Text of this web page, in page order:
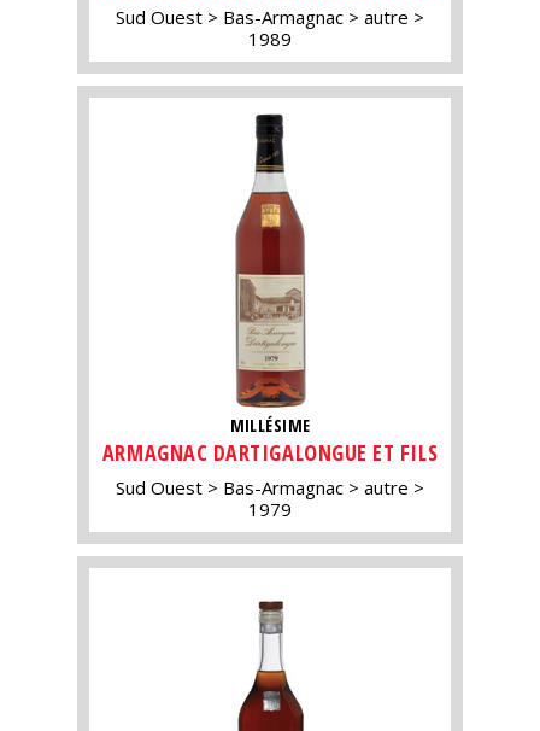
Sud Ouest Bas-Armagnac
autre
1989
MILLÉSIME
ARMAGNAC DARTIGALONGUE ET FILS
Sud Ouest Bas-Armagnac
autre
1979